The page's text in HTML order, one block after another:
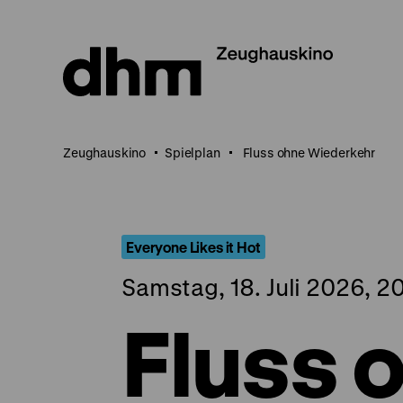
Seiteninhalt
springen
Zeughauskino Spielplan Fluss ohne Wiederkehr
Everyone Likes it Hot
Samstag, 18. Juli 2026,
Fluss